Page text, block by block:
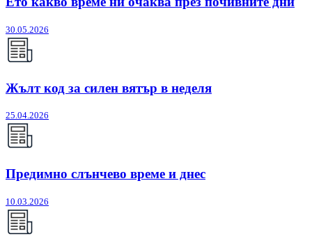
30.05.2026
Жълт код за силен вятър в неделя
25.04.2026
Предимно слънчево време и днес
10.03.2026